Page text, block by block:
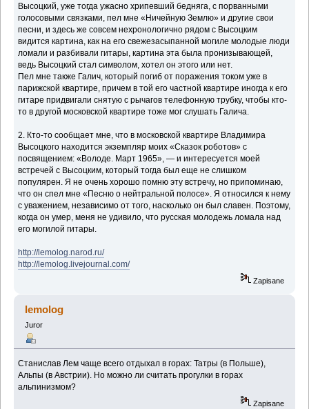
Высоцкий, уже тогда ужасно хрипевший бедняга, с порванными
голосовыми связками, пел мне «Ничейную Землю» и другие свои
песни, и здесь же совсем нехронологично рядом с Высоцким
видится картина, как на его свежезасыпанной могиле молодые люди
ломали и разбивали гитары, картина эта была пронизывающей,
ведь Высоцкий стал символом, хотел он этого или нет.
Пел мне также Галич, который погиб от поражения током уже в
парижской квартире, причем в той его частной квартире иногда к его
гитаре придвигали снятую с рычагов телефонную трубку, чтобы кто-
то в другой московской квартире тоже мог слушать Галича.
2. Кто-то сообщает мне, что в московской квартире Владимира
Высоцкого находится экземпляр моих «Сказок роботов» с
посвящением: «Володе. Март 1965», — и интересуется моей
встречей с Высоцким, который тогда был еще не слишком
популярен. Я не очень хорошо помню эту встречу, но припоминаю,
что он спел мне «Песню о нейтральной полосе». Я относился к нему
с уважением, независимо от того, насколько он был славен. Поэтому,
когда он умер, меня не удивило, что русская молодежь ломала над
его могилой гитары.
http://lemolog.narod.ru/
http://lemolog.livejournal.com/
Zapisane
lemolog
Juror
Станислав Лем чаще всего отдыхал в горах: Татры (в Польше),
Альпы (в Австрии). Но можно ли считать прогулки в горах
альпинизмом?
Zapisane